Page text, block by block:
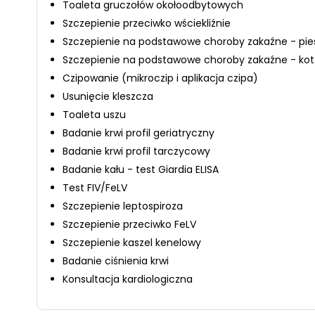
Toaleta gruczołów okołoodbytowych
Szczepienie przeciwko wściekliźnie
Szczepienie na podstawowe choroby zakaźne -
Szczepienie na podstawowe choroby zakaźne - kot
Czipowanie (mikroczip i aplikacja czipa)
Usunięcie kleszcza
Toaleta uszu
Badanie krwi profil geriatryczny
Badanie krwi profil tarczycowy
Badanie kału - test Giardia ELISA
Test FIV/FeLV
Szczepienie leptospiroza
Szczepienie przeciwko FeLV
Szczepienie kaszel kenelowy
Badanie ciśnienia krwi
Konsultacja kardiologiczna